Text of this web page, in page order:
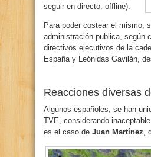
seguir en directo, offline).
Para poder costear el mismo,
administración publica, según
directivos ejecutivos de la
España y Leónidas Gavilán,
Reacciones diversas
Algunos españoles, se han
TVE , considerando
es el caso de Juan Martínez ,